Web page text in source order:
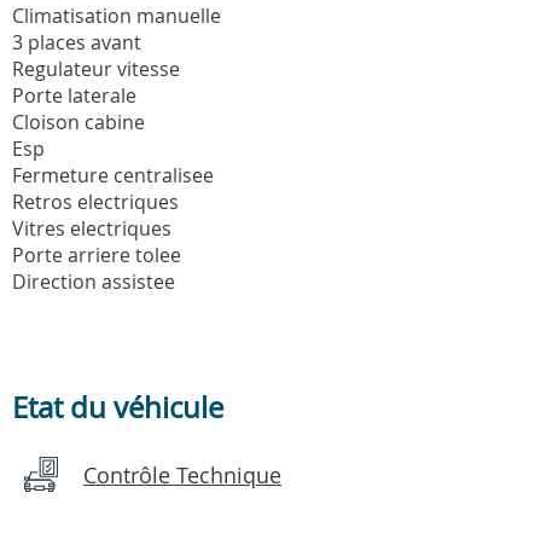
Climatisation manuelle
3 places avant
Regulateur vitesse
Porte laterale
Cloison cabine
Esp
Fermeture centralisee
Retros electriques
Vitres electriques
Porte arriere tolee
Direction assistee
Etat du véhicule
Contrôle Technique